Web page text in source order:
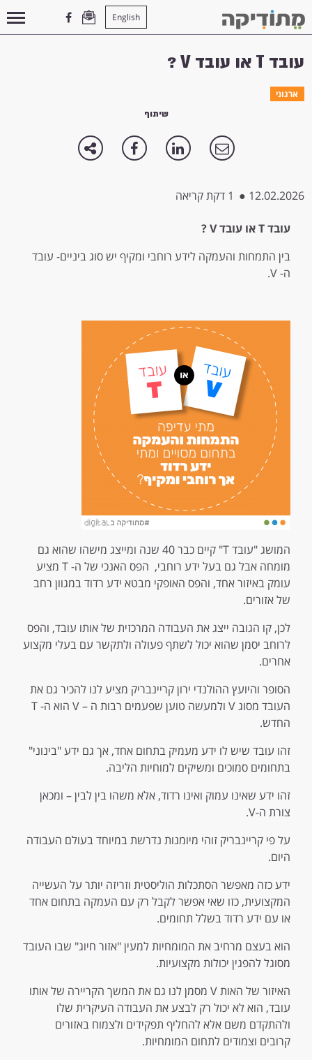
English
עמוד הבית >ארגוני
עובד T או עובד V ?
ארגוני
שיתוף
12.02.2026
● 1 דקת קריאה
עובדT או עובד
V ?
בין התמחות והעמקה לידע רוחבי ומקיף יש סוג ביניים- עובד
ה- V.
המושג "עובד T" קיים כבר 40 שנה ומייצג מישהו שהוא גם
מומחה אבל גם בעל ידע רוחבי, הפס האנכי של ה- T מציע
עומק באיזור אחד, והפס האופקי מבטא ידע רדוד במגוון רחב
של אזורים.
לכן, קו הגובה ייצג את העבודה המרכזית של אותו עובד, והפס
לרוחב יסמן שהוא יכול לשתף פעולה ולתקשר עם בעלי מקצוע
אחרים.
הסופר והיועץ ההולנדי ירון קריינבריק מציע לנו להכיר גם את
העובד מסוג V ולמעשה טוען שפעמים רבות ה – V הוא ה- T
החדש.
זהו עובד שיש לו ידע מעמיק בתחום אחד, אך גם ידע "בינוני"
בתחומים סמוכים ומשיקים למוחיות הליבה.
זהו ידע שאינו עמוק ואינו רדוד, אלא משהו בין לבין – ומכאן
צורת ה-V.
על פי קריינבריק זוהי מיומנות נדרשת במיוחד בעולם העבודה
היום.
ידע כזה מאפשר הסתכלות הוליסטית וזריזה יותר על העשייה
המקצועית, כזו שאי אפשר לקבל רק עם העמקה בתחום אחד
או עם ידע רדוד בשלל תחומים.
הוא בעצם מרחיב את המומחיות למעין "אזור חיוג" שבו העובד
מסוגל להפגין יכולות מקצועיות.
האיזור של האות V מסמן לנו גם את המשך הקריירה של אותו
עובד, הוא לא יכול רק לבצע את העבודה העיקרית שלו
ולהתקדם משם אלא להחליף תפקידים ולצמוח באזורים
קרובים וצמודים לתחום המומחיות.